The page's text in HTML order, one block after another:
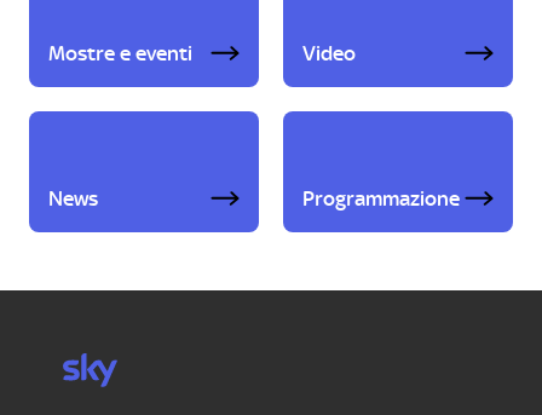
Mostre e eventi Video
News Programmazione